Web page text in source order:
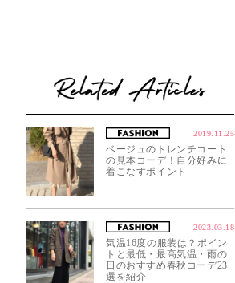
2019.11.25
ベージュのトレンチコート
の見本コーデ！自分好みに
着こなすポイント
2023.03.18
気温16度の服装は？ポイン
トと最低・最高気温・雨の
日のおすすめ春秋コーデ23
選を紹介